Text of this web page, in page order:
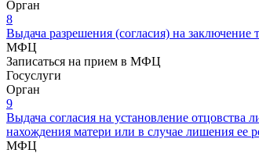
Орган
8
Выдача разрешения (согласия) на
МФЦ
Записаться на прием в МФЦ
Госуслуги
Орган
9
Выдача согласия на установление отцовства
нахождения матери или в случае лишения ее
МФЦ